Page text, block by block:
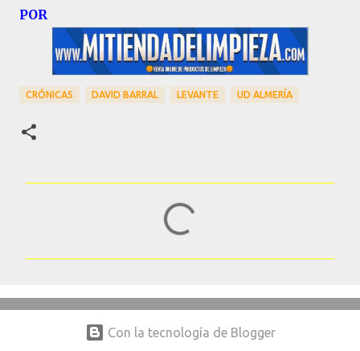
POR
CRÓNICAS DAVID BARRAL LEVANTE UD ALMERÍA
n
Con la tecnología de Blogger